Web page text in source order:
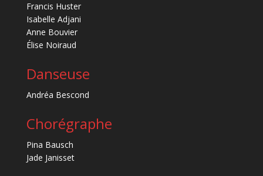
Francis Huster
Isabelle Adjani
Anne Bouvier
Élise Noiraud
Danseuse
Andréa Bescond
Chorégraphe
Pina Bausch
Jade Janisset